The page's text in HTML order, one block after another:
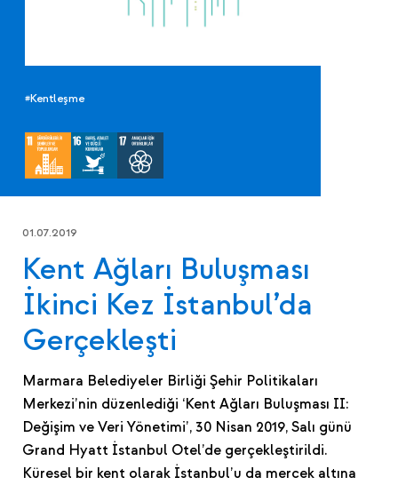
#Kentleşme
01.07.2019
Kent Ağları Buluşması
İkinci Kez İstanbul’da
Gerçekleşti
Marmara Belediyeler Birliği Şehir Politikaları
Merkezi’nin düzenlediği ‘Kent Ağları Buluşması II:
Değişim ve Veri Yönetimi’, 30 Nisan 2019, Salı günü
Grand Hyatt İstanbul Otel’de gerçekleştirildi.
Küresel bir kent olarak İstanbul’u da mercek altına